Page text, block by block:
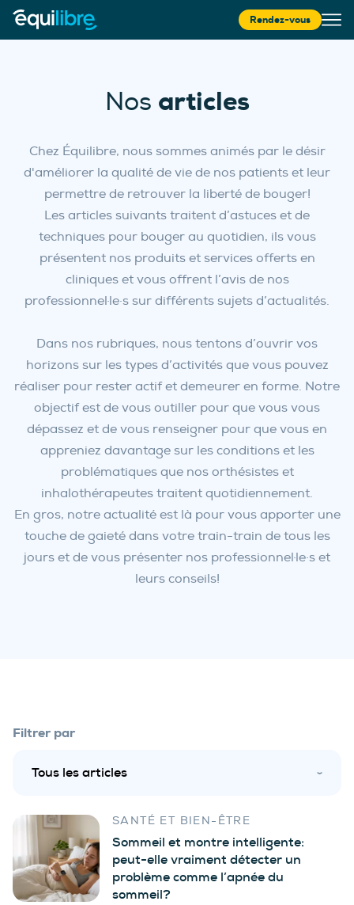
Rendez-vous
Nos articles
Chez Équilibre, nous sommes animés par le désir
d'améliorer la qualité de vie de nos patients et leur
permettre de retrouver la liberté de bouger!
Les articles suivants traitent d’astuces et de
techniques pour bouger au quotidien, ils vous
présentent nos produits et services offerts en
cliniques et vous offrent l’avis de nos
professionnel·le·s sur différents sujets d’actualités.
Dans nos rubriques, nous tentons d’ouvrir vos
horizons sur les types d’activités que vous pouvez
réaliser pour rester actif et demeurer en forme. Notre
objectif est de vous outiller pour que vous vous
dépassez et de vous renseigner pour que vous en
appreniez davantage sur les conditions et les
problématiques que nos orthésistes et
inhalothérapeutes traitent quotidiennement.
En gros, notre actualité est là pour vous apporter une
touche de gaieté dans votre train-train de tous les
jours et de vous présenter nos professionnel·le·s et
leurs conseils!
Filtrer par
SANTÉ ET BIEN-ÊTRE
Sommeil et montre intelligente:
peut-elle vraiment détecter un
problème comme l’apnée du
sommeil?